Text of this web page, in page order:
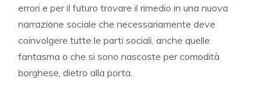
errori e per il futuro trovare il rimedio in una nuova
narrazione sociale che necessariamente deve
coinvolgere tutte le parti sociali, anche quelle
fantasma o che si sono nascoste per comodità
borghese, dietro alla porta.